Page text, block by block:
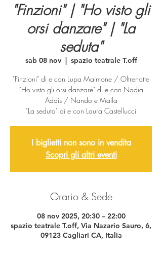
"Finzioni" | "Ho visto gli
orsi danzare" | "La
seduta"
sab 08 nov
  |
spazio teatrale T.off
"Finzioni" di e con Lupa Maimone / Oltrenotte
"Ho visto gli orsi danzare" di e con Nadia
Addis / Nando e Maila
I biglietti non sono in vendita
Scopri gli altri eventi
Orario & Sede
08 nov 2025, 20:30 – 22:00
spazio teatrale T.off, Via Nazario Sauro, 6,
09123 Cagliari CA, Italia